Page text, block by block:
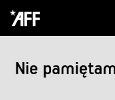
Nie